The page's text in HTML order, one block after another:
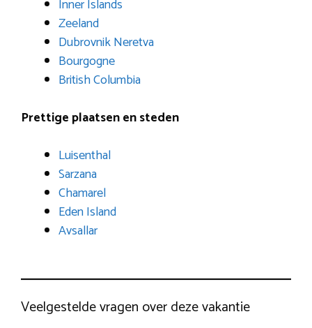
Inner Islands
Zeeland
Dubrovnik Neretva
Bourgogne
British Columbia
Prettige plaatsen en steden
Luisenthal
Sarzana
Chamarel
Eden Island
Avsallar
Veelgestelde vragen over deze vakantie